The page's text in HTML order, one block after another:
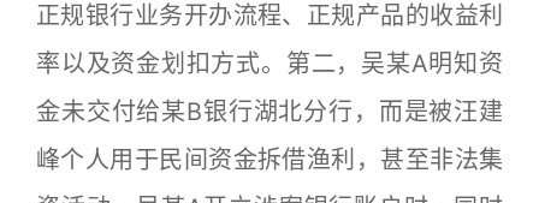
正规银行业务开办流程、正规产品的收益利
率以及资金划扣方式。第二，吴某A明知资
金未交付给某B银行湖北分行，而是被汪建
峰个人用于民间资金拆借渔利，甚至非法集